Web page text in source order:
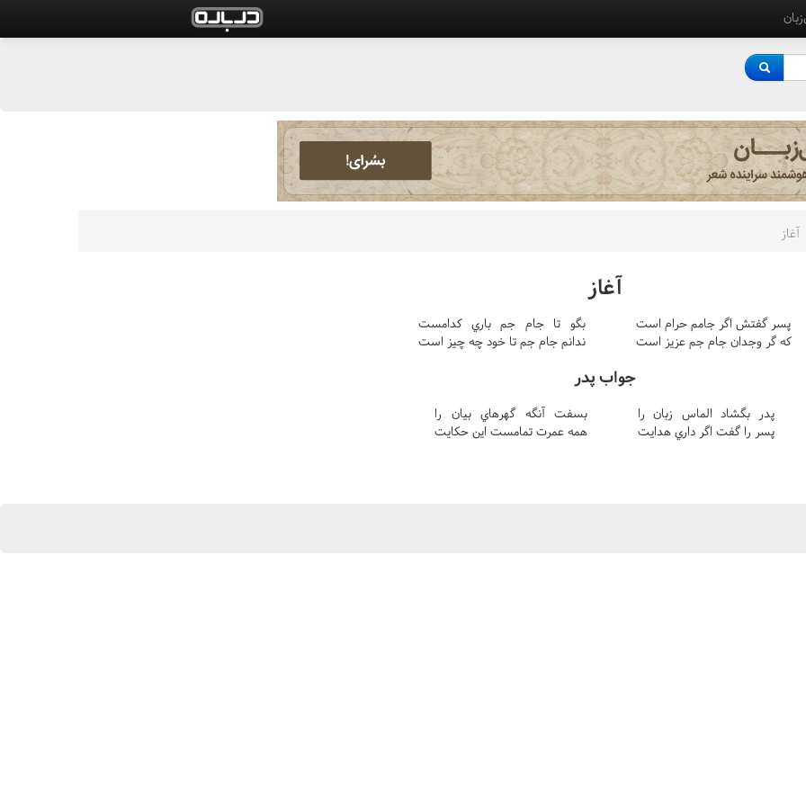
آغاز
آغاز
پسر گفتش اگر جامم حرام است
بگو تا جام جم باري کدامست
که گر وجدان جام جم عزيز است
ندانم جام جم تا خود چه چيز است
جواب پدر
پدر بگشاد الماس زبان را
بسفت آنگه گهرهاي بيان را
پسر را گفت اگر داري هدايت
همه عمرت تمامست اين حکايت